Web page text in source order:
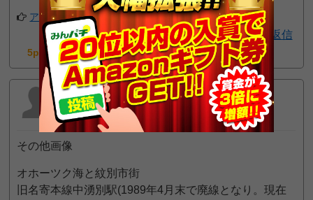
アプリでフォローする
返信
5pt GET!
管理人クロロ店長
2020年9月18日 12:22 AM
その他画像
オホーツク海と紋別市街
旧名寄本線中湧別駅(1989年4月末で廃線となり。現在